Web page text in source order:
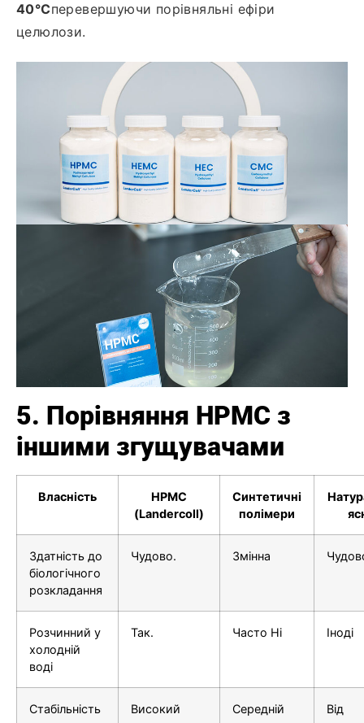
40°Cперевершуючи порівняльні ефіри
целюлози.
5. Порівняння HPMC з
іншими згущувачами
Власність
HPMC
(Landercoll)
Синтетичні
полімери
Здатність до
біологічного
розкладання
Чудово. Змінна
Розчинний у
холодній
воді
Так. Часто Ні Іноді
Стабільність
Високий Середній
Від